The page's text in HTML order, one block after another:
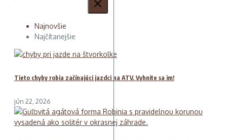
Najnovšie
Najčítanejšie
Tieto chyby robia začínajúci jazdci na ATV. Vyhnite sa im!
jún 22, 2026